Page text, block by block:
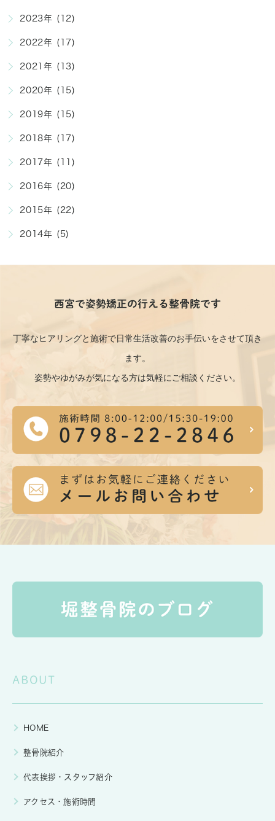
2023年 (12)
2022年 (17)
2021年 (13)
2020年 (15)
2019年 (15)
2018年 (17)
2017年 (11)
2016年 (20)
2015年 (22)
2014年 (5)
西宮で姿勢矯正の行える整骨院です
丁寧なヒアリングと施術で日常生活改善のお手伝いをさせて頂き
ます。
姿勢やゆがみが気になる方は気軽にご相談ください。
ABOUT
HOME
整骨院紹介
代表挨拶・スタッフ紹介
アクセス・施術時間